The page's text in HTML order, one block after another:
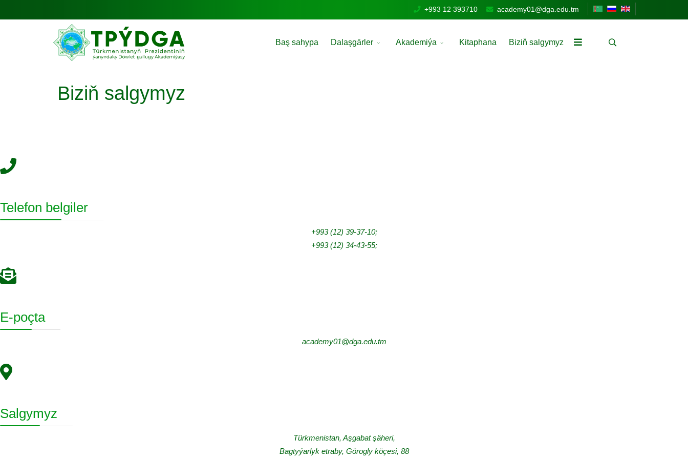
+993 12 393710 academy01@dga.edu.tm
Baş sahypa Dalaşgärler Akademiýa Kitaphana Biziň salgymyz
Biziň salgymyz
Telefon belgiler
+993 (12) 39-37-10;
+993 (12) 34-43-55;
E-poçta
academy01@dga.edu.tm
Salgymyz
Türkmenistan, Aşgabat şäheri,
Bagtyýarlyk etraby, Görogly köçesi, 88